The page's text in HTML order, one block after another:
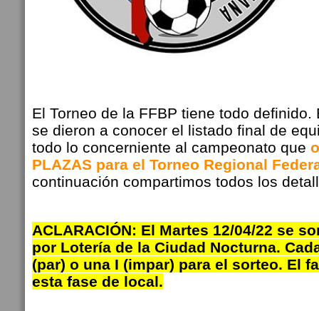
El Torneo de la FFBP tiene todo
se dieron a conocer el listado final de
todo lo concerniente al campeonato que
PLAZAS para el Torneo Regional
continuación compartimos todos los
ACLARACIÓN: El Martes 12/04/22 se
por Lotería de la Ciudad Nocturna.
(par) o una I (impar) para el sorteo. El
esta fase de local.